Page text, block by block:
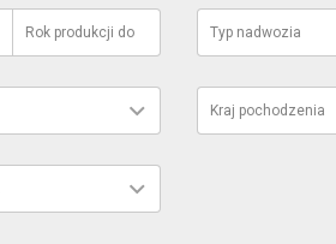
Rok produkcji do Typ nadwozia
Kraj pochodzenia